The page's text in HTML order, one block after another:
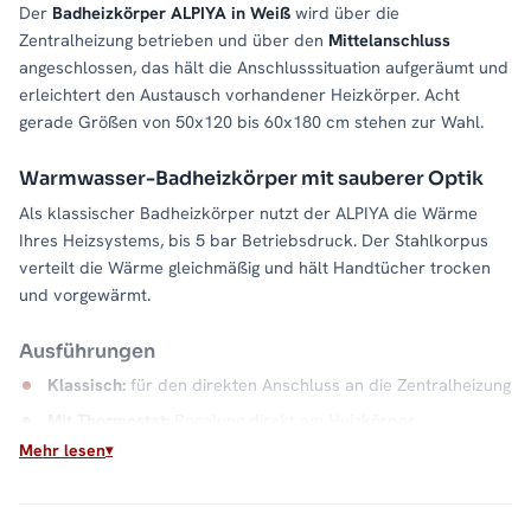
Der Badheizkörper ALPIYA in Weiß wird über die
Zentralheizung betrieben und über den Mittelanschluss
angeschlossen, das hält die Anschlusssituation aufgeräumt und
erleichtert den Austausch vorhandener Heizkörper. Acht
gerade Größen von 50x120 bis 60x180 cm stehen zur Wahl.
Warmwasser-Badheizkörper mit sauberer Optik
Als klassischer Badheizkörper nutzt der ALPIYA die Wärme
Ihres Heizsystems, bis 5 bar Betriebsdruck. Der Stahlkorpus
verteilt die Wärme gleichmäßig und hält Handtücher trocken
und vorgewärmt.
Ausführungen
Klassisch: für den direkten Anschluss an die Zentralheizung
Mischbetrieb:
Mehr lesen